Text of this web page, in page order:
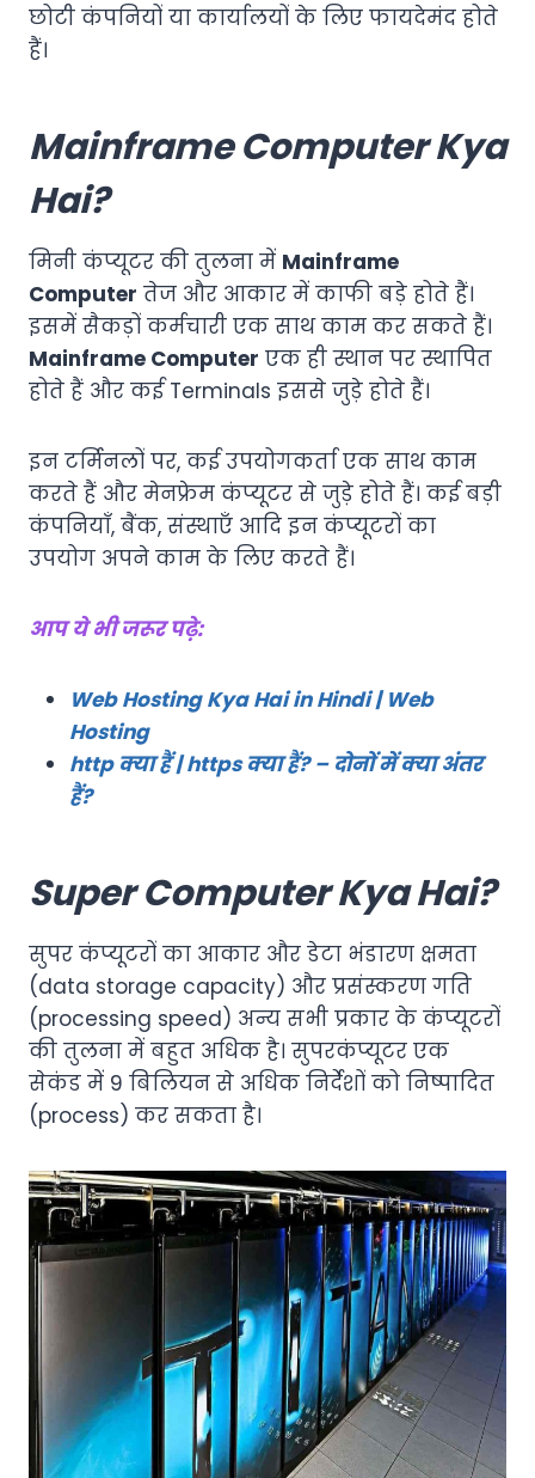
छोटी कंपनियों या कार्यालयों के लिए फायदेमंद होते
हैं।
Mainframe ComputerKya
Hai?
मिनी कंप्यूटर की तुलना में Mainframe
Computer तेज और आकार में काफी बड़े होते हैं।
इसमें सैकड़ों कर्मचारी एक साथ काम कर सकते हैं।
Mainframe Computer एक ही स्थान पर स्थापित
होते हैं और कई Terminals इससे जुड़े होते हैं।
इन टर्मिनलों पर, कई उपयोगकर्ता एक साथ काम
करते हैं और मेनफ्रेम कंप्यूटर से जुड़े होते हैं। कई बड़ी
कंपनियाँ, बैंक, संस्थाएँ आदि इन कंप्यूटरों का
उपयोग अपने काम के लिए करते हैं।
आप ये भी जरूर पढ़े:
Web Hosting Kya Hai in Hindi | Web
Hosting
http क्या हैं | https क्या हैं? – दोनों में क्या अंतर
हैं?
Super Computer Kya Hai?
सुपर कंप्यूटरों का आकार और डेटा भंडारण क्षमता
(data storage capacity) और प्रसंस्करण गति
(processing speed) अन्य सभी प्रकार के कंप्यूटरों
की तुलना में बहुत अधिक है। सुपरकंप्यूटर एक
सेकंड में 9 बिलियन से अधिक निर्देशों को निष्पादित
(process) कर सकता है।